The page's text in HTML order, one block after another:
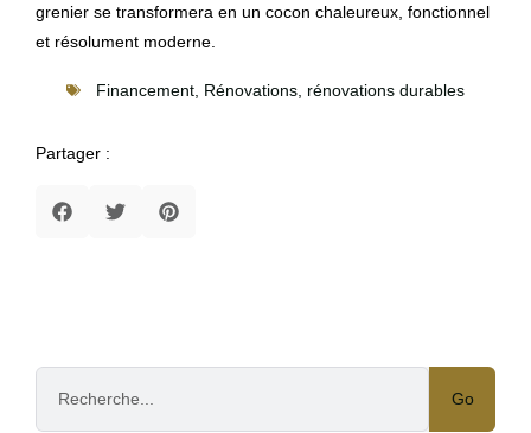
Go
Partager :
grenier se transformera en un cocon chaleureux, fonctionnel
et résolument moderne.
Financement Rénovations rénovations durables